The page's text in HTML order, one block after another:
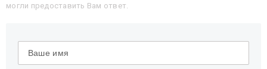
могли предоставить Вам ответ.